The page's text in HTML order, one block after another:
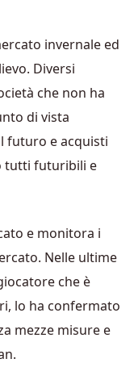
invernale ed
Diversi
che non ha
di vista
futuro e acquisti
tutti futuribili e
e monitora i
Nelle ultime
che è
lo ha confermato
mezze misure e